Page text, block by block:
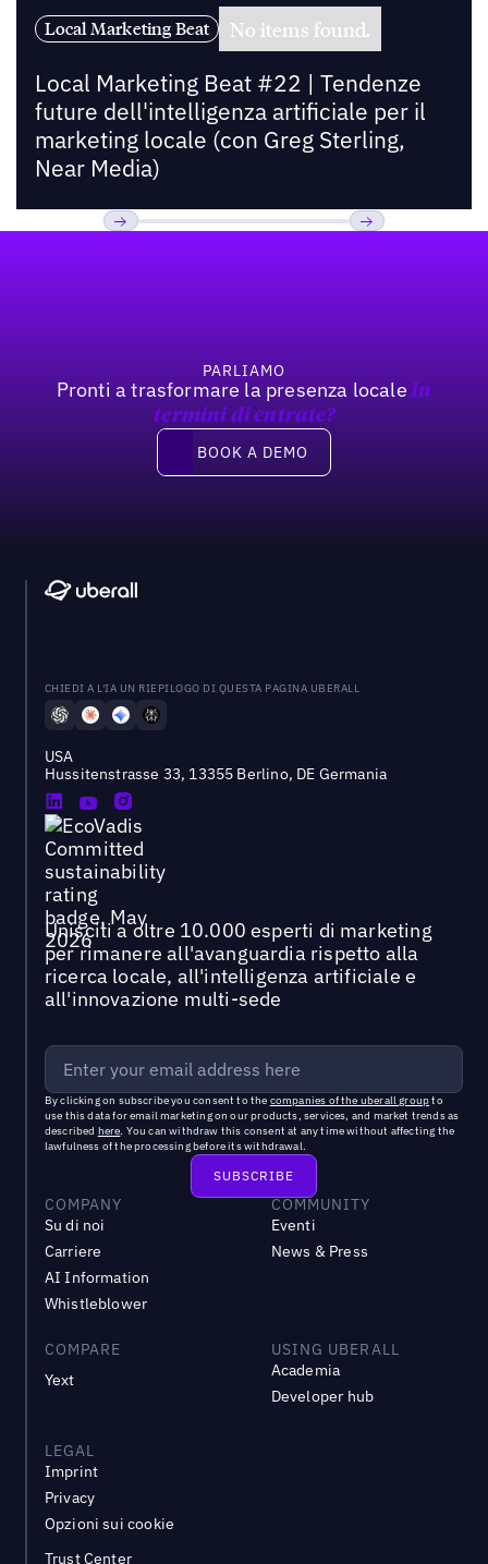
Local Marketing Beat No items found.
Local Marketing Beat #22 | Tendenze
future dell'intelligenza artificiale per il
marketing locale (con Greg Sterling,
Near Media)
PARLIAMO
Pronti a trasformare la presenza locale In
termini di entrate?
Book a demo
BOOK A DEMO
CHIEDI A L'IA UN RIEPILOGO DI QUESTA PAGINA UBERALL
USA
Hussitenstrasse 33, 13355 Berlino, DE Germania
Unisciti a oltre 10.000 esperti di marketing
per rimanere all'avanguardia rispetto alla
ricerca locale, all'intelligenza artificiale e
all'innovazione multi-sede
By clicking on subscribe you consent to the companies of the uberall groupto
use this data for email marketing on our products, services, and market trends as
described here. You can withdraw this consent at any time without affecting the
lawfulness of the processing before its withdrawal.
COMPANY
Su di noi
Carriere
AI Information
Whistleblower
COMMUNITY
Eventi
News & Press
COMPARE
Yext
USING UBERALL
Academia
Developer hub
LEGAL
Imprint
Privacy
Opzioni sui cookie
Trust Center